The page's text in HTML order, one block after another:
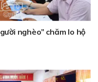
nghèo” chăm lo hộ